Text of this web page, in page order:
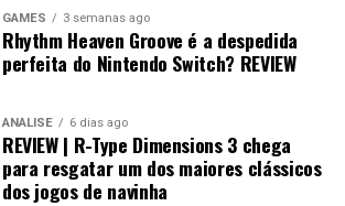
GAMES 3 semanas ago
Rhythm Heaven Groove é a despedida
perfeita do Nintendo Switch? REVIEW
ANÁLISE 6 dias ago
REVIEW | R-Type Dimensions 3 chega
para resgatar um dos maiores clássicos
dos jogos de navinha